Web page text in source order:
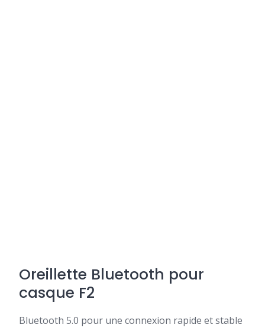
Oreillette Bluetooth pour
casque F2
Bluetooth 5.0 pour une connexion rapide et stable